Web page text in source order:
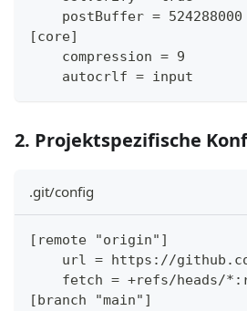
    postBuffer = 524288000
[core]
    compression = 9
    autocrlf = input
2. Projektspezifische
.git/config
[remote "origin"]
url = https://
fetch = +refs/heads/
[branch "main"]